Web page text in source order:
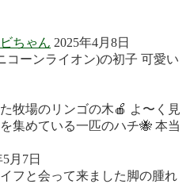
ちゃん 2025年4月8日
コーンライオン)の初子 可愛い
牧場のリンゴの木🍎 よ〜く見
集めている一匹のハチ🐝 本当
月7日
フと会って来ました脚の腫れ